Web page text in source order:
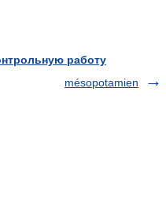
работу
mésopotamien